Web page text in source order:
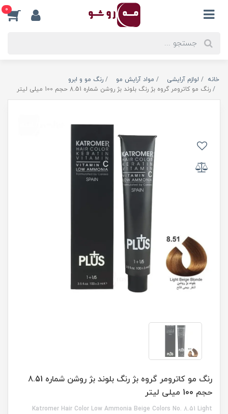
0
خانه لوازم آرایشی مواد آرایش مو
رنگ مو و ابرو
رنگ مو کاترومر گروه بژ رنگ بلوند بژ روشن شماره 8.51 حجم 100 میلی لیتر
رنگ مو کاترومر گروه بژ رنگ بلوند بژ روشن شماره 8.51
حجم 100 میلی لیتر
Katromer Hair Color Low Ammonia Beige Colors No. 8.51 Light